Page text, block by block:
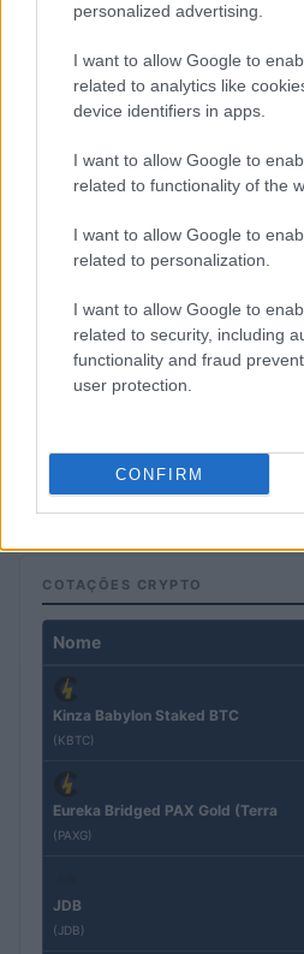
personalized advertising.
I want to allow Google to
related to analytics like
device identifiers in apps.
I want to allow Google to
related to functionality of the
I want to allow Google to
related to personalization.
I want to allow Google to
related to security, including
functionality and fraud
user protection.
CONFIRM
Como a fiscalização afeta
apostas
COTAÇÕES CRYPTO
Nome
Kinza Babylon Staked BTC
(KBTC)
Eureka Bridged PAX Gold (Terra
(PAXG)
JDB
(JDB)